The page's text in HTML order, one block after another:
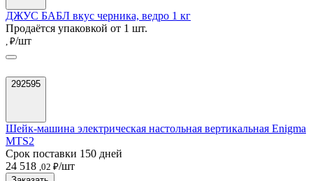
ДЖУС БАБЛ вкус черника, ведро 1 кг
Продаётся упаковкой от 1 шт.
, ₽/шт
292595
Шейк-машина электрическая настольная вертикальная Enigma
MTS2
Срок поставки 150 дней
24 518 ,02 ₽/шт